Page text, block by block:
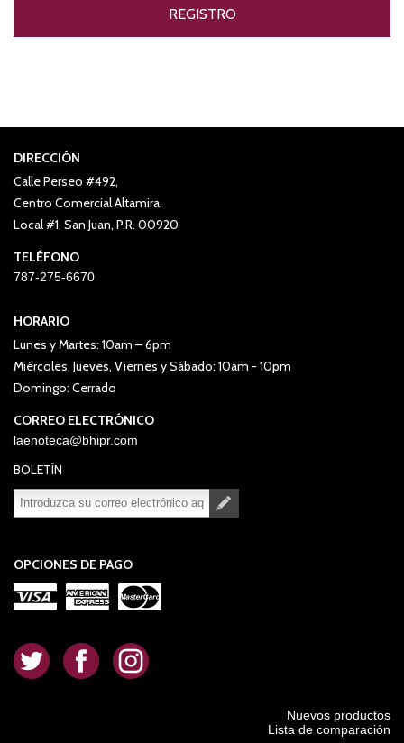
DIRECCIÓN
Calle Perseo #492,
Centro Comercial Altamira,
Local #1, San Juan, P.R. 00920
TELÉFONO
787-275-6670
HORARIO
Lunes y Martes: 10am – 6pm
Miércoles, Jueves, Viernes y Sábado: 10am - 10pm
Domingo: Cerrado
CORREO ELECTRÓNICO
laenoteca@bhipr.com
BOLETÍN
OPCIONES DE PAGO
. . .
Nuevos productos
Lista de comparación